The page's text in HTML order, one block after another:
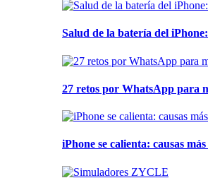
Salud de la batería del
27 retos por WhatsApp para
iPhone se calienta: causas